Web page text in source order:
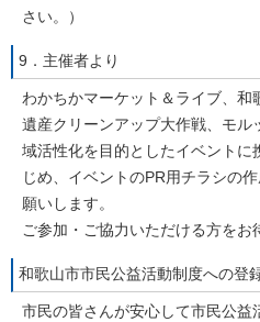
さい。）
9．主催者より
わかちかマーケット＆ライブ、和
遺産クリーンアップ大作戦、モル
域活性化を目的としたイベントに
じめ、イベントのPR用チラシの
願いします。
ご参加・ご協力いただける方をお
和歌山市市民公益活動制度への登
市民の皆さんが安心して市民公益